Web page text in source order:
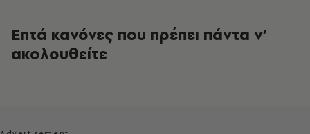
Επτά κανόνες που πρέπει πάντα ν’
ακολουθείτε